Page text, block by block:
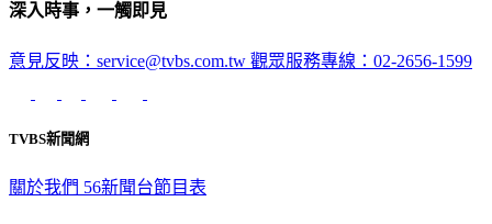
深入時事，一觸即見
意見反映：service@tvbs.com.tw 觀眾服務專線：02-2656-1599
TVBS新聞網
關於我們 56新聞台節目表